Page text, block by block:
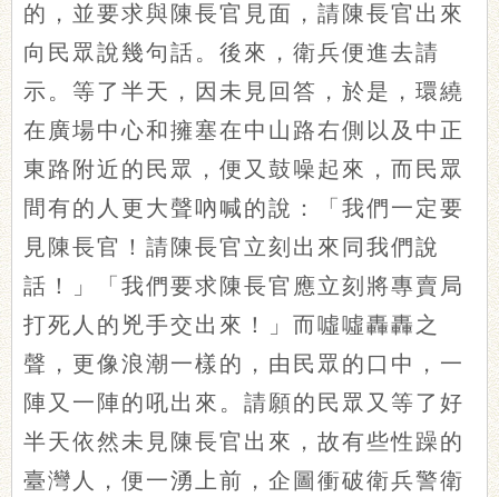
的，並要求與陳長官見面，請陳長官出來
向民眾說幾句話。後來，衛兵便進去請
示。等了半天，因未見回答，於是，環繞
在廣場中心和擁塞在中山路右側以及中正
東路附近的民眾，便又鼓噪起來，而民眾
間有的人更大聲吶喊的說：「我們一定要
見陳長官！請陳長官立刻出來同我們說
話！」「我們要求陳長官應立刻將專賣局
打死人的兇手交出來！」而噓噓轟轟之
聲，更像浪潮一樣的，由民眾的口中，一
陣又一陣的吼出來。請願的民眾又等了好
半天依然未見陳長官出來，故有些性躁的
臺灣人，便一湧上前，企圖衝破衛兵警衛